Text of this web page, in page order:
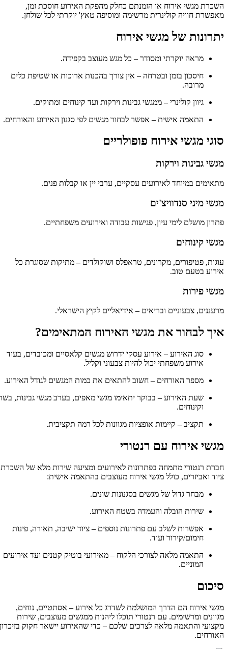
השכרת מגשי אירוח או הזמנתם כחלק מהפקת האירוע חוסכת זמן,
מאפשרת חוויה קולינרית מרשימה ומוסיפה טאץ' יוקרתי לכל שולחן.
יתרונות של מגשי אירוח
מראה יוקרתי ומסודר – כל מגש מעוצב בקפידה.
חיסכון בזמן ובטרחה – אין צורך בהכנות ארוכות או שטיפת כלים
מרובה.
גיוון קולינרי – ממגשי גבינות וירקות ועד קינוחים ומתוקים.
התאמה אישית – אפשר לבחור מגשים לפי סגנון האירוע והאורחים.
סוגי מגשי אירוח פופולריים
מגשי גבינות וירקות
מתאימים במיוחד לאירועים עסקיים, ערבי יין או קבלות פנים.
מגשי מיני סנדוויצ'ים
פתרון מושלם לימי עיון, פגישות עבודה ואירועים משפחתיים.
מגשי קינוחים
עוגות, פטיפורים, מקרונים, טראפלס ושוקולדים – מתיקות שסוגרת כל
אירוע בטעם טוב.
מגשי פירות
מרעננים, צבעוניים ובריאים – אידיאליים לקיץ הישראלי.
איך לבחור את מגשי האירוח המתאימים?
סוג האירוע – אירוע עסקי ידרוש מגשים קלאסיים ומכובדים, בעוד
אירוע משפחתי יכול להיות צבעוני וקליל.
מספר האורחים – חשוב להתאים את כמות המגשים לגודל האירוע.
שעת האירוע – בבוקר יתאימו מגשי מאפים, בערב מגשי גבינות, בשר
וקינוחים.
תקציב – קיימות אופציות מגוונות לכל רמה תקציבית.
מגשי אירוח עם רנטורי
חברת רנטורי מתמחה בפתרונות לאירועים ומציעה שירות מלא של השכרת
ציוד ואביזרים, כולל מגשי אירוח מעוצבים בהתאמה אישית:
מבחר גדול של מגשים בסגנונות שונים.
שירות הובלה והעמדה בשטח האירוע.
אפשרות לשלב עם פתרונות נוספים – ציוד ישיבה, תאורה, פינות
חימום/קירור ועוד.
התאמה מלאה לצורכי הלקוח – מאירועי בוטיק קטנים ועד אירועים
המוניים.
סיכום
מגשי אירוח הם הדרך המושלמת לשדרג כל אירוע – אסתטיים, נוחים,
מגוונים ומרשימים. עם רנטורי תוכלו ליהנות ממגשים מעוצבים, שירות
מקצועי והתאמה מלאה לצרכים שלכם – כדי שהאירוע יישאר חקוק בזיכרון
האורחים.